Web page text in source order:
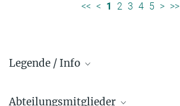
<< < 1 2 3 4 5 > >>
Legende / Info
Abteilungsmitglieder